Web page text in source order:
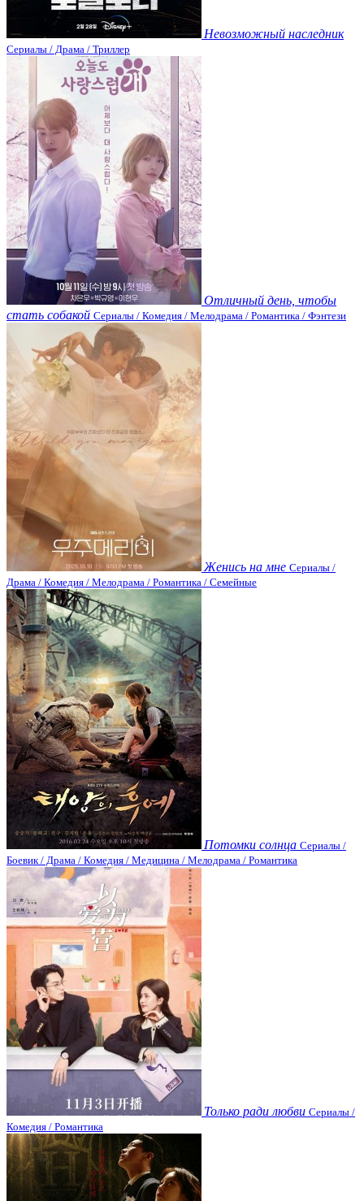
Невозможный наследник
Сериалы / Драма / Триллер
Отличный день, чтобы
стать собакой Сериалы / Комедия / Мелодрама / Романтика / Фэнтези
Женись на мне Сериалы /
Драма / Комедия / Мелодрама / Романтика / Семейные
Потомки солнца Сериалы /
Боевик / Драма / Комедия / Медицина / Мелодрама / Романтика
Только ради любви Сериалы /
Комедия / Романтика